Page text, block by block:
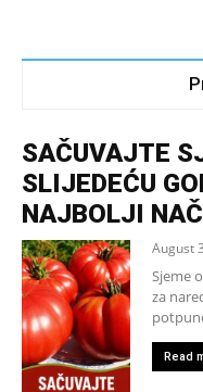
SAČUVAJTE
SLIJEDEĆU
NAJBOLJI
August
Sjeme
za
Read